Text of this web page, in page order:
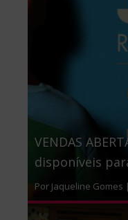
VENDAS
disponíveis
Por Jaqueline Gomes |